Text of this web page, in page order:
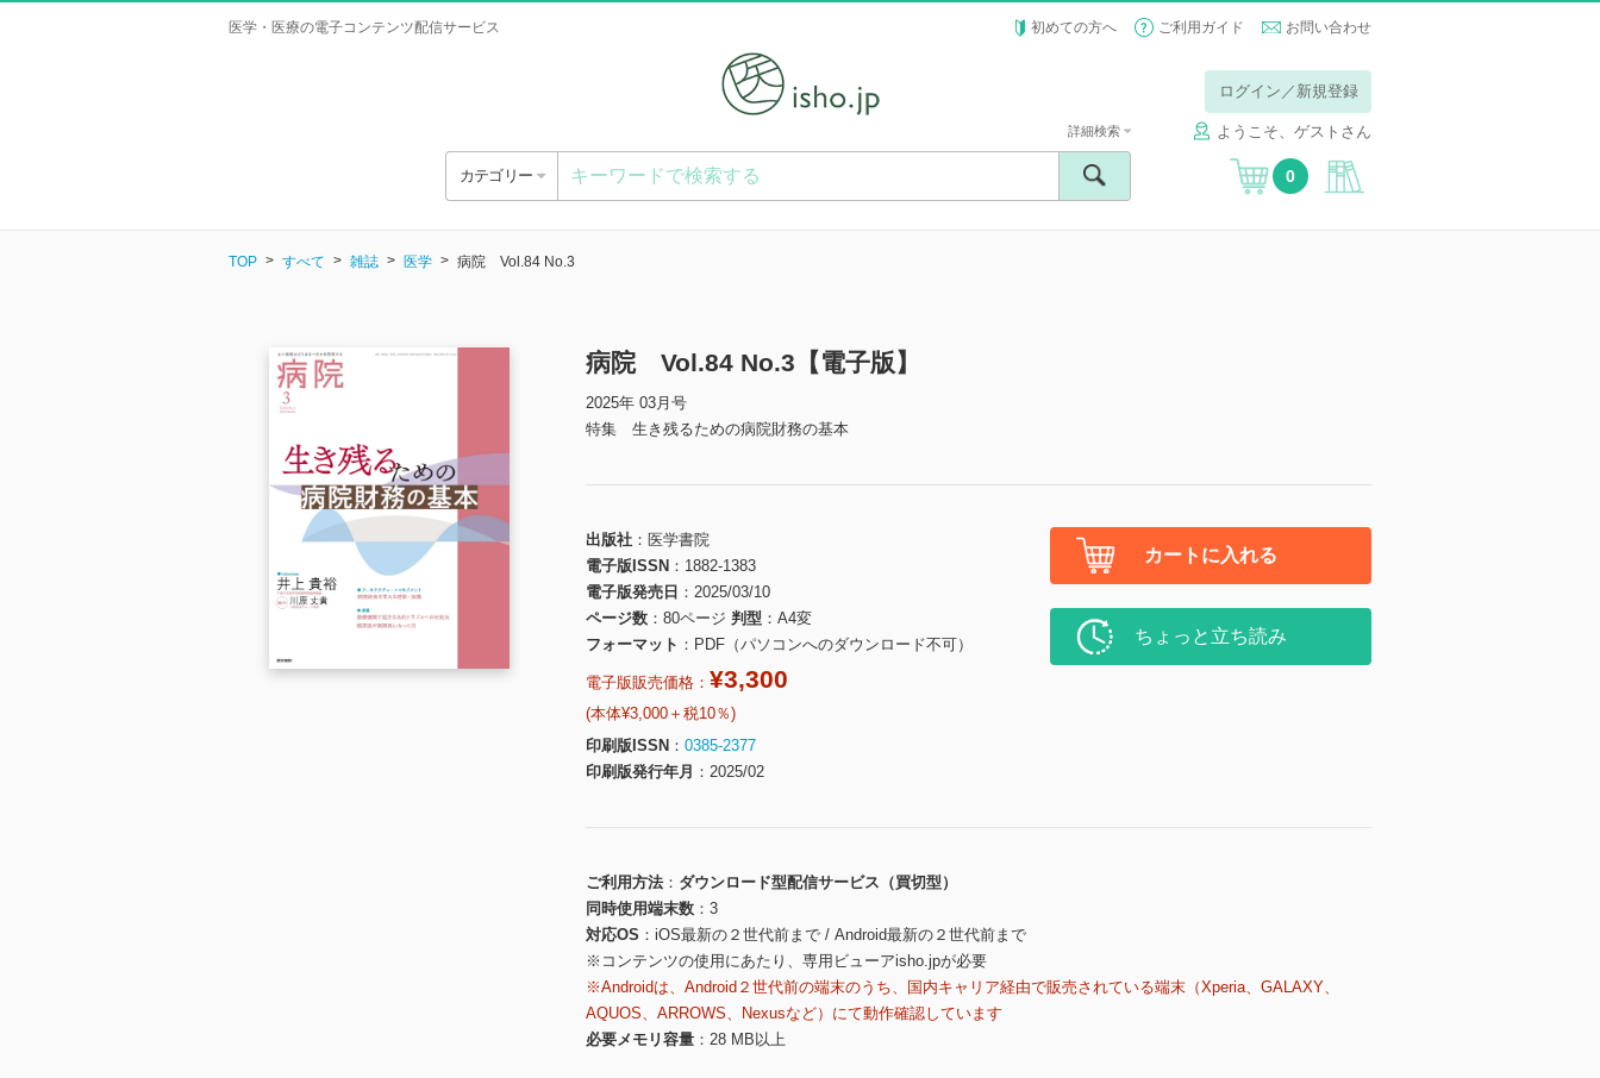
医学・医療の電子コンテンツ配信サービス 初めての方へ ご利用ガイド お問い合わせ
ログイン／新規登録
ようこそ、ゲストさん
カテゴリー
詳細検索
0
TOP すべて 雑誌 医学 病院 Vol.84 No.3
病院 Vol.84 No.3【電子版】
2025年 03月号
特集 生き残るための病院財務の基本
出版社
医学書院
電子版ISSN
1882-1383
電子版発売日
2025/03/10
ページ数
80ページ 判型
A4変
フォーマット
PDF（パソコンへのダウンロード不可）
電子版販売価格： ¥3,300
(本体¥3,000＋税10％)
印刷版ISSN
0385-2377
印刷版発行年月
2025/02
カートに入れる
ちょっと立ち読み
ご利用方法
ダウンロード型配信サービス（買切型）
同時使用端末数
3
対応OS
iOS最新の２世代前まで / Android最新の２世代前まで
※コンテンツの使用にあたり、専用ビューアisho.jpが必要
※Androidは、Android２世代前の端末のうち、国内キャリア経由で販売されている端末（Xperia、GALAXY、
AQUOS、ARROWS、Nexusなど）にて動作確認しています
必要メモリ容量
28 MB以上